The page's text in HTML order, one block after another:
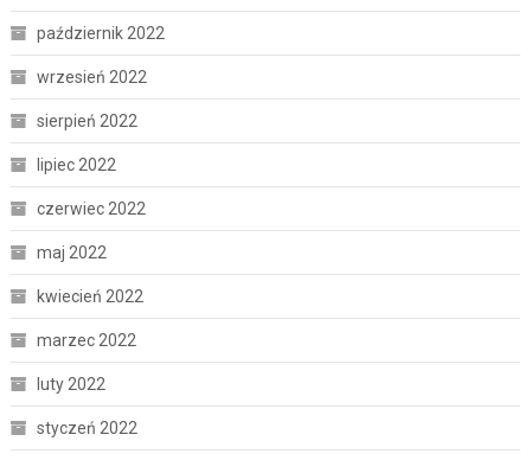
październik 2022
wrzesień 2022
sierpień 2022
lipiec 2022
czerwiec 2022
maj 2022
kwiecień 2022
marzec 2022
luty 2022
styczeń 2022